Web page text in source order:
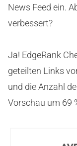
News Feed ein.
verbessert?
Ja! EdgeRank
geteilten Links
und die Anzahl
Vorschau um 69